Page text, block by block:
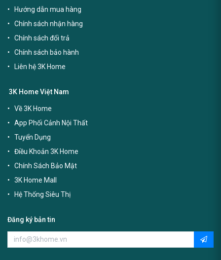
Hướng dẫn mua hàng
Chính sách nhận hàng
Chính sách đổi trả
Chính sách bảo hành
Liên hệ 3K Home
3K Home Việt Nam
Về 3K Home
App Phối Cảnh Nội Thất
Tuyển Dụng
Điều Khoản 3K Home
Chính Sách Bảo Mật
3K Home Mall
Hệ Thống Siêu Thị
Đăng ký bản tin